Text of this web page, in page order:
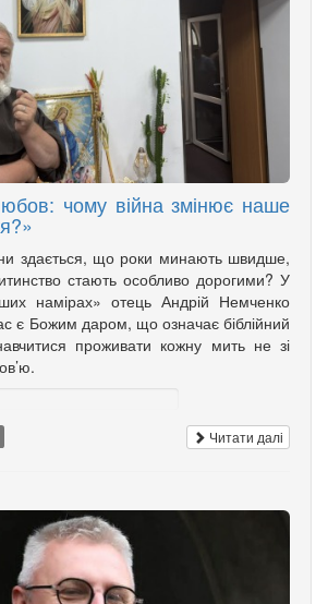
чому війна змінює наше
здається, що роки минають швидше,
стають особливо дорогими? У
намірах» отець Андрій Немченко
є Божим даром, що означає біблійний
проживати кожну мить не зі
Читати далі